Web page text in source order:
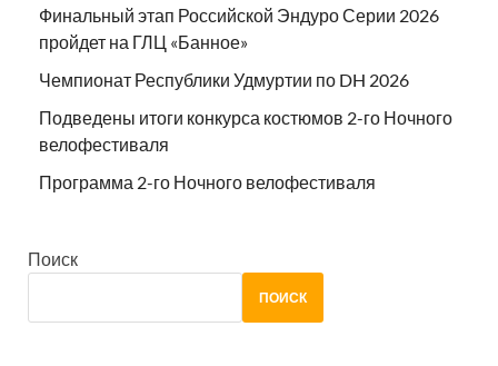
Финальный этап Российской Эндуро Серии 2026
пройдет на ГЛЦ «Банное»
Чемпионат Республики Удмуртии по DH 2026
Подведены итоги конкурса костюмов 2-го Ночного
велофестиваля
Программа 2-го Ночного велофестиваля
Поиск
ПОИСК